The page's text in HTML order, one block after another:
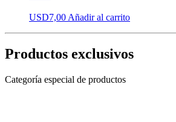
USD7,00 Añadir al carrito
Productos exclusivos
Categoría especial de productos